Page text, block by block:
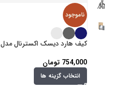
ناموجود
کیف هارد دیسک اکسترنال مدل KL-2302B
754,000 تومان
انتخاب گزینه ها